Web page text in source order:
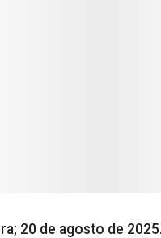
20 de agosto de